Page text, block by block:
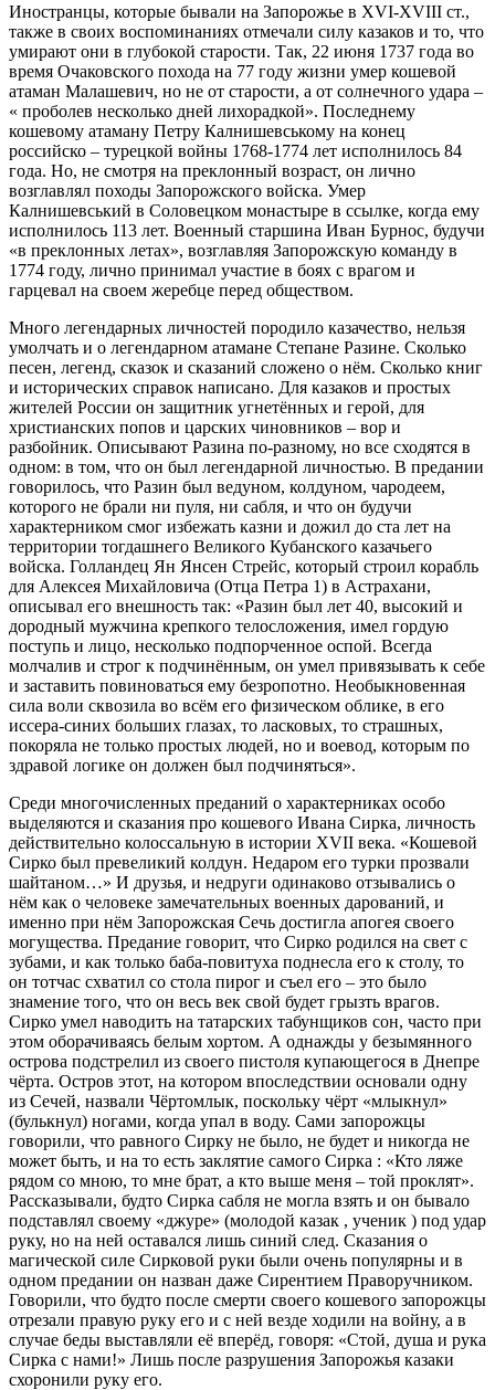
Иностранцы, которые бывали на Запорожье в XVІ-XVІІІ ст.,
также в своих воспоминаниях отмечали силу казаков и то, что
умирают они в глубокой старости. Так, 22 июня 1737 года во
время Очаковского похода на 77 году жизни умер кошевой
атаман Малашевич, но не от старости, а от солнечного удара –
« проболев несколько дней лихорадкой». Последнему
кошевому атаману Петру Калнишевському на конец
российско – турецкой войны 1768-1774 лет исполнилось 84
года. Но, не смотря на преклонный возраст, он лично
возглавлял походы Запорожского войска. Умер
Калнишевський в Соловецком монастыре в ссылке, когда ему
исполнилось 113 лет. Военный старшина Иван Бурнос, будучи
«в преклонных летах», возглавляя Запорожскую команду в
1774 году, лично принимал участие в боях с врагом и
гарцевал на своем жеребце перед обществом.
Много легендарных личностей породило казачество, нельзя
умолчать и о легендарном атамане Степане Разине. Сколько
песен, легенд, сказок и сказаний сложено о нём. Сколько книг
и исторических справок написано. Для казаков и простых
жителей России он защитник угнетённых и герой, для
христианских попов и царских чиновников – вор и
разбойник. Описывают Разина по-разному, но все сходятся в
одном: в том, что он был легендарной личностью. В предании
говорилось, что Разин был ведуном, колдуном, чародеем,
которого не брали ни пуля, ни сабля, и что он будучи
характерником смог избежать казни и дожил до ста лет на
территории тогдашнего Великого Кубанского казачьего
войска. Голландец Ян Янсен Стрейс, который строил корабль
для Алексея Михайловича (Отца Петра 1) в Астрахани,
описывал его внешность так: «Разин был лет 40, высокий и
дородный мужчина крепкого телосложения, имел гордую
поступь и лицо, несколько подпорченное оспой. Всегда
молчалив и строг к подчинённым, он умел привязывать к себе
и заставить повиноваться ему безропотно. Необыкновенная
сила воли сквозила во всём его физическом облике, в его
иссера-синих больших глазах, то ласковых, то страшных,
покоряла не только простых людей, но и воевод, которым по
здравой логике он должен был подчиняться».
Среди многочисленных преданий о характерниках особо
выделяются и сказания про кошевого Ивана Сирка, личность
действительно колоссальную в истории XVII века. «Кошевой
Сирко был превеликий колдун. Недаром его турки прозвали
шайтаном…» И друзья, и недруги одинаково отзывались о
нём как о человеке замечательных военных дарований, и
именно при нём Запорожская Сечь достигла апогея своего
могущества. Предание говорит, что Сирко родился на свет с
зубами, и как только баба-повитуха поднесла его к столу, то
он тотчас схватил со стола пирог и съел его – это было
знамение того, что он весь век свой будет грызть врагов.
Сирко умел наводить на татарских табунщиков сон, часто при
этом оборачиваясь белым хортом. А однажды у безымянного
острова подстрелил из своего пистоля купающегося в Днепре
чёрта. Остров этот, на котором впоследствии основали одну
из Сечей, назвали Чёртомлык, поскольку чёрт «млыкнул»
(булькнул) ногами, когда упал в воду. Сами запорожцы
говорили, что равного Сирку не было, не будет и никогда не
может быть, и на то есть заклятие самого Сирка : «Кто ляже
рядом со мною, то мне брат, а кто выше меня – той проклят».
Рассказывали, будто Сирка сабля не могла взять и он бывало
подставлял своему «джуре» (молодой казак , ученик ) под удар
руку, но на ней оставался лишь синий след. Сказания о
магической силе Сирковой руки были очень популярны и в
одном предании он назван даже Сирентием Праворучником.
Говорили, что будто после смерти своего кошевого запорожцы
отрезали правую руку его и с ней везде ходили на войну, а в
случае беды выставляли её вперёд, говоря: «Стой, душа и рука
Сирка с нами!» Лишь после разрушения Запорожья казаки
схоронили руку его.